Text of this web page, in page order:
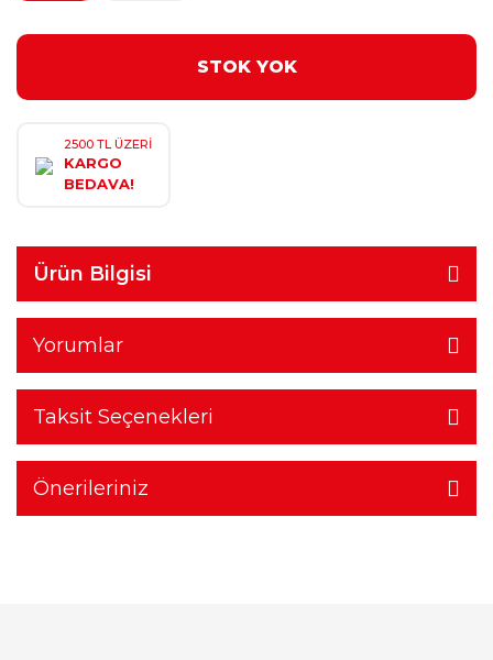
STOK YOK
2500 TL ÜZERİ
KARGO
BEDAVA!
Ürün Bilgisi
Yorumlar
Taksit Seçenekleri
Önerileriniz